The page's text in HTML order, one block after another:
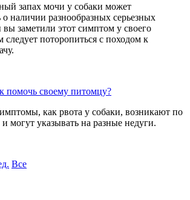
запах мочи у собаки может
о наличии разнообразных серьезных
вы заметили этот симптом у своего
следует поторопиться с походом к
помочь своему питомцу?
как рвота у собаки, возникают по
могут указывать на разные недуги.
Все